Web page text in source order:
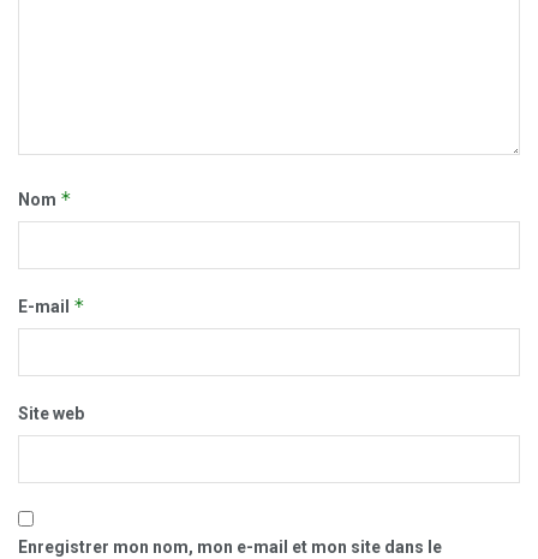
Nom *
E-mail *
Site web
Enregistrer mon nom, mon e-mail et mon site dans le